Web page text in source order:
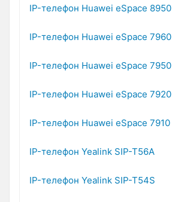
IP-телефон Huawei eSpace 8950
IP-телефон Huawei eSpace 7960
IP-телефон Huawei eSpace 7950
IP-телефон Huawei eSpace 7920
IP-телефон Huawei eSpace 7910
IP-телефон Yealink SIP-T56A
IP-телефон Yealink SIP-T54S